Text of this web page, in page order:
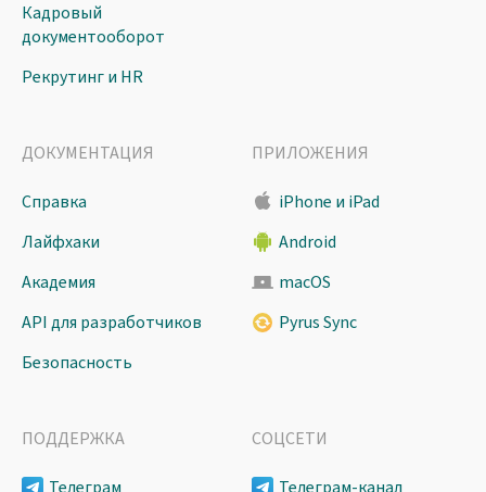
Кадровый
документооборот
Рекрутинг и HR
ДОКУМЕНТАЦИЯ
Справка
Лайфхаки
Академия
API для разработчиков
Безопасность
ПРИЛОЖЕНИЯ
iPhone и iPad
Android
macOS
Pyrus Sync
ПОДДЕРЖКА СОЦСЕТИ